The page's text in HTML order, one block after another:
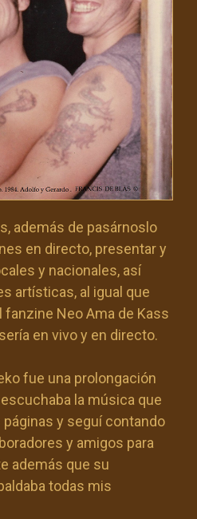
además de pasárnoslo
en directo, presentar y
y nacionales, así
artísticas, al igual que
fanzine Neo Ama de Kass
en vivo y en directo.
fue una prolongación
la música que
y seguí contando
y amigos para
además que su
todas mis